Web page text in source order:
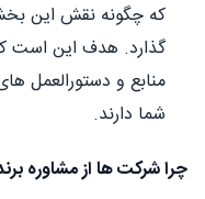
که چگونه نقش این
گذارد. هدف این است
منابع و دستورالعمل
شما دارند.
چرا شرکت ها از مشاوره